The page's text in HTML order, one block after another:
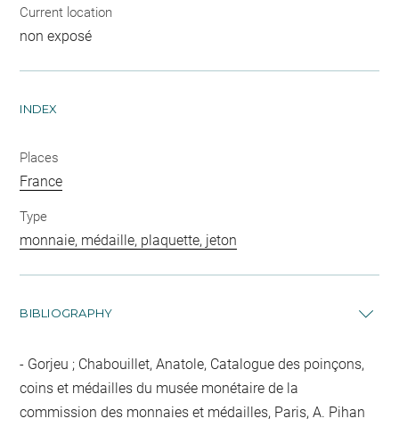
Current location
non exposé
INDEX
Places
France
Type
monnaie, médaille, plaquette, jeton
BIBLIOGRAPHY
Gorjeu ; Chabouillet, Anatole, Catalogue des poinçons,
coins et médailles du musée monétaire de la
commission des monnaies et médailles, Paris, A. Pihan